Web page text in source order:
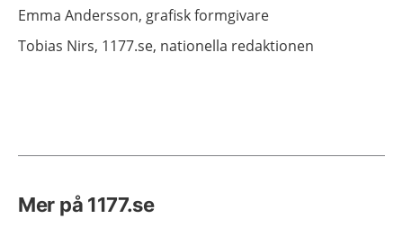
Emma Andersson, grafisk formgivare
Tobias Nirs, 1177.se, nationella redaktionen
Mer på 1177.se